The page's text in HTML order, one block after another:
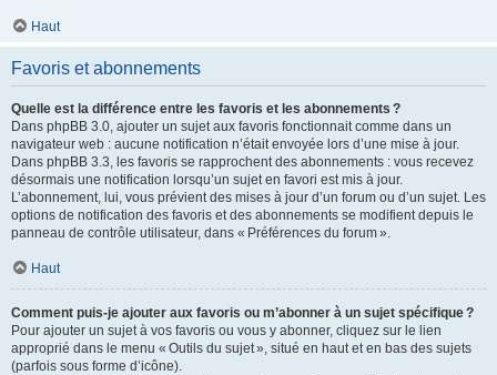
Haut
Favoris et abonnements
Quelle est la différence entre les favoris et les abonnements ?
Dans phpBB 3.0, ajouter un sujet aux favoris fonctionnait comme dans un
navigateur web : aucune notification n’était envoyée lors d’une mise à jour.
Dans phpBB 3.3, les favoris se rapprochent des abonnements : vous recevez
désormais une notification lorsqu’un sujet en favori est mis à jour.
L’abonnement, lui, vous prévient des mises à jour d’un forum ou d’un sujet. Les
options de notification des favoris et des abonnements se modifient depuis le
panneau de contrôle utilisateur, dans « Préférences du forum ».
Haut
Comment puis-je ajouter aux favoris ou m’abonner à un sujet spécifique ?
Pour ajouter un sujet à vos favoris ou vous y abonner, cliquez sur le lien
approprié dans le menu « Outils du sujet », situé en haut et en bas des sujets
(parfois sous forme d’icône).